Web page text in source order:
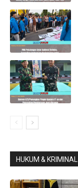
HUKUM & KRIMINAL